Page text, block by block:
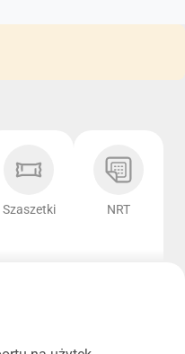
Szaszetki NRT